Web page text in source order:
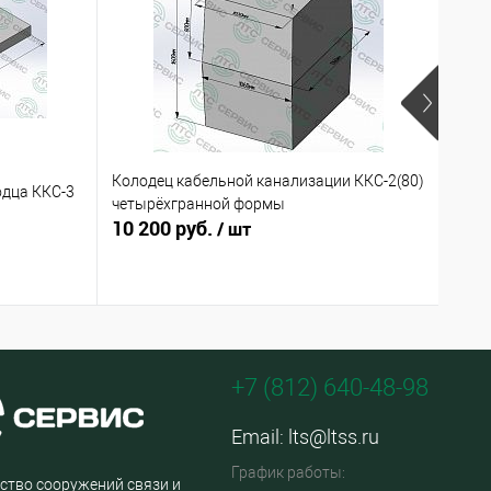
ККС-3
Колодец кабельной канализации ККС-2(80)
четырёхгранной формы
10 200 руб. / шт
сооружений связи и
+7 (812) 640-48-98
Email: lts@ltss.ru
График работы: